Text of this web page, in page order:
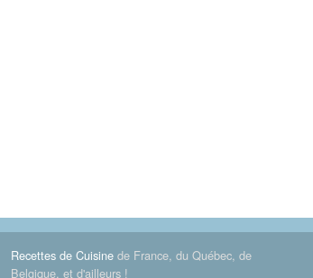
Recettes de Cuisine de France, du Québec, de
Belgique, et d'ailleurs !